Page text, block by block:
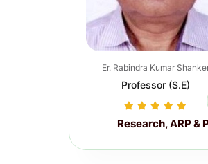
Training
Er. Rabindra Kumar
Professor (S.E)
Research, ARP &